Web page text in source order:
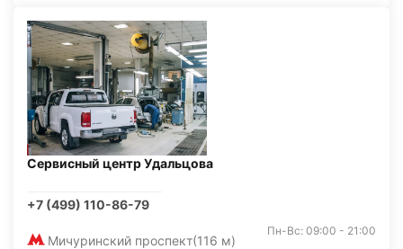
Сервисный центр Удальцова
+7 (499) 110-86-79
Мичуринский проспект(116 м)
Пн-Вс: 09:00 - 21:00